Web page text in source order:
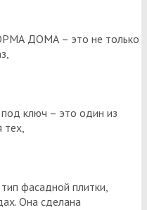
ДОМА – это не только
ключ – это один из
тех,
фасадной плитки,
Она сделана